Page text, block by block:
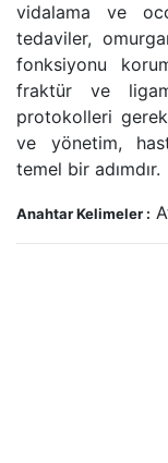
vidalama ve
tedaviler,
fonksiyonu
fraktür ve
protokolleri
ve yönetim,
temel bir adımdır.
Anahtar Kelimeler :